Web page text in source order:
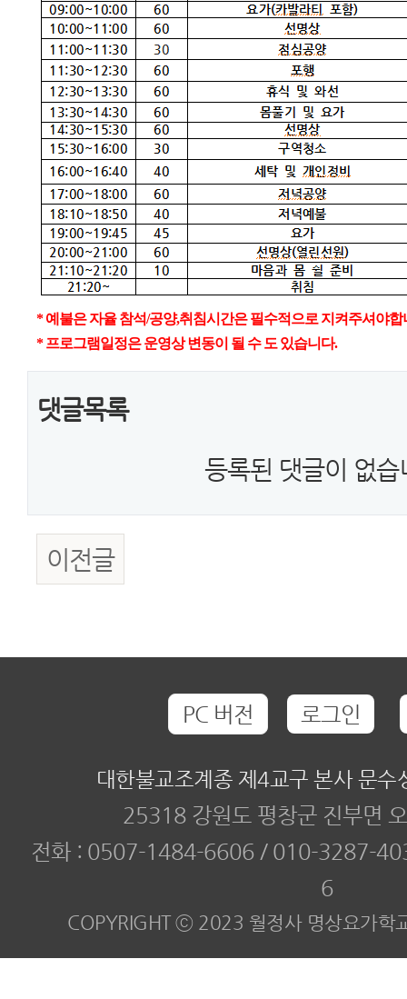
* 예불은 자율 참석/공양,취침시간은 필수적으로 지켜주셔야합
* 프로그램일정은 운영상 변동이 될 수 도 있습니다.
댓글목록
등록된 댓글이 없습
이전글
PC 버전 로그인
대한불교조계종 제4교구 본사 문수
25318 강원도 평창군 진부면
전화 : 0507-1484-6606 / 010-3287-
6
COPYRIGHT ⓒ 2023 월정사 명상요가학